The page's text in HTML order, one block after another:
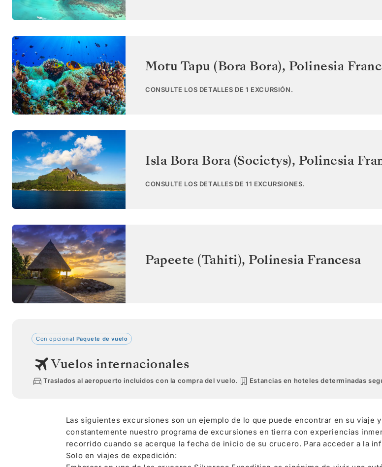
Motu Tapu (Bora Bora), Polinesia
CONSULTE LOS DETALLES DE 1 EXCURSIÓN.
Isla Bora Bora (Societys), Polinesia
CONSULTE LOS DETALLES DE 11 EXCURSIONES.
Papeete (Tahiti), Polinesia Francesa
Con opcional Paquete de vuelo
Vuelos internacionales
Traslados al aeropuerto incluidos con la compra del vuelo. Estancias en hoteles determinadas
Las siguientes excursiones son un ejemplo de lo que puede encontrar en su viaje
constantemente nuestro programa de excursiones en tierra con experiencias
recorrido cuando se acerque la fecha de inicio de su crucero. Para acceder a la
Solo en viajes de expedición: